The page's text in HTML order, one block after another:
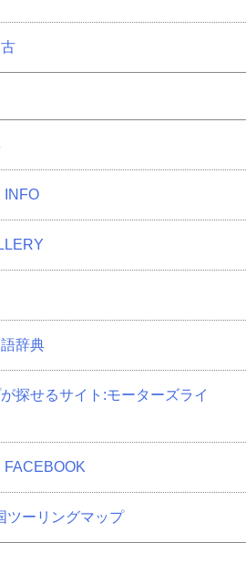
INFO
辞典
探せるサイト:モーターズライ
FACEBOOK
ツーリングマップ